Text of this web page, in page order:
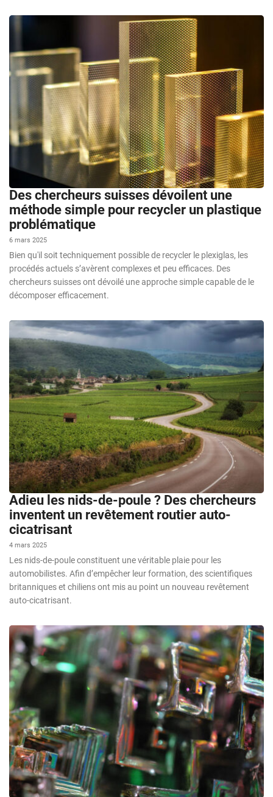
Des chercheurs suisses dévoilent une
méthode simple pour recycler un plastique
problématique
6 mars 2025
Bien qu'il soit techniquement possible de recycler le plexiglas, les
procédés actuels s’avèrent complexes et peu efficaces. Des
chercheurs suisses ont dévoilé une approche simple capable de le
décomposer efficacement.
Adieu les nids-de-poule ? Des chercheurs
inventent un revêtement routier auto-
cicatrisant
4 mars 2025
Les nids-de-poule constituent une véritable plaie pour les
automobilistes. Afin d’empêcher leur formation, des scientifiques
britanniques et chiliens ont mis au point un nouveau revêtement
auto-cicatrisant.